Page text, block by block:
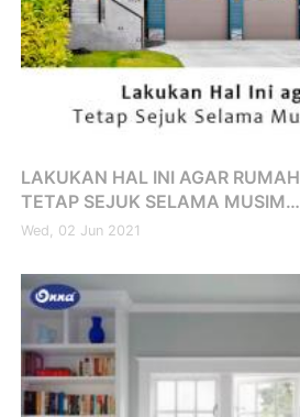
LAKUKAN HAL INI AGAR RUMAH
TETAP SEJUK SELAMA MUSIM
PANAS
Wed, 02 Jun 2021